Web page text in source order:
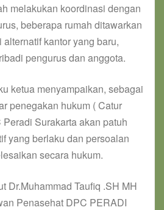
melakukan koordinasi dengan
beberapa rumah ditawarkan
kantor yang baru,
pengurus dan anggota.
ketua menyampaikan, sebagai
penegakan hukum ( Catur
Surakarta akan patuh
yang berlaku dan persoalan
secara hukum.
Dr.Muhammad Taufiq .SH MH
Penasehat DPC PERADI